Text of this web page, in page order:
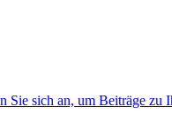
Sie sich an, um Beiträge zu